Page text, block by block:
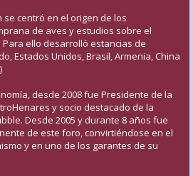
centró en el origen de los
de aves y estudios sobre el
ello desarrolló estancias de
Estados Unidos, Brasil, Armenia, China
desde 2008 fue Presidente de la
y socio destacado de la
Desde 2005 y durante 8 años fue
de este foro, convirtiéndose en el
y en uno de los garantes de su